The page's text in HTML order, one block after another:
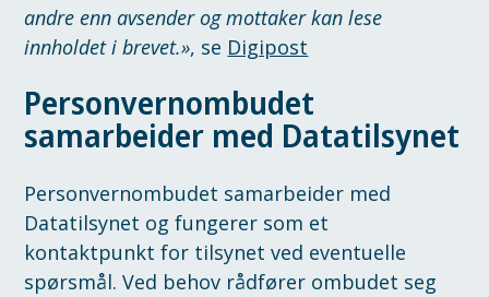
andre enn avsender og mottaker kan lese
innholdet i brevet.», se Digipost
Personvernombudet
samarbeider med Datatilsynet
Personvernombudet samarbeider med
Datatilsynet og fungerer som et
kontaktpunkt for tilsynet ved eventuelle
spørsmål. Ved behov rådfører ombudet seg